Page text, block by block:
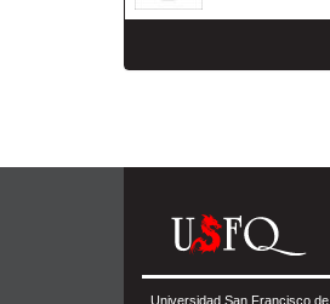
Universidad San Francisco de